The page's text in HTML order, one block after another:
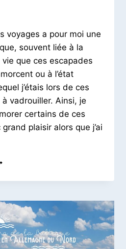
voyages a pour moi une
souvent liée à la
que ces escapades
ou à l’état
j’étais lors de ces
vadrouiller. Ainsi, je
certains de ces
plaisir alors que j’ai